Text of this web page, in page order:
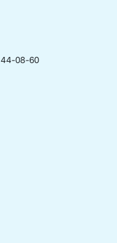
44-08-60